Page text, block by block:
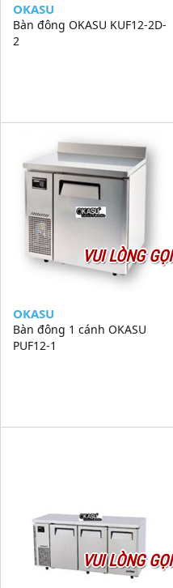
OKASU
Bàn đông OKASU KUF12-2D-
2
VUI LÒNG GỌI
OKASU
Bàn đông 1 cánh OKASU
PUF12-1
VUI LÒNG GỌI